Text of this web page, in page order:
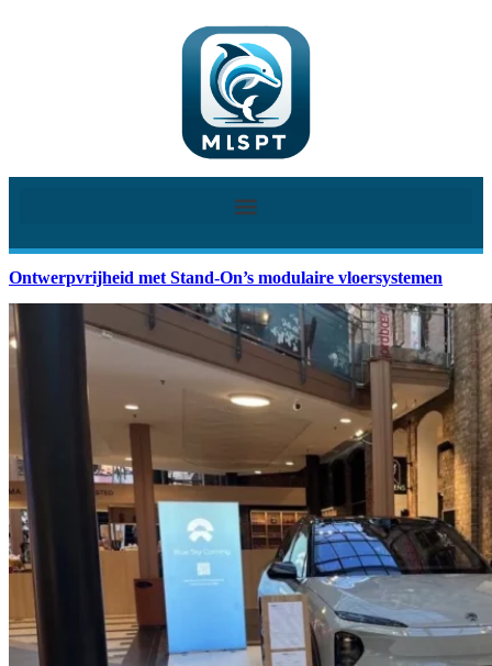
Ontwerpvrijheid met Stand-On’s modulaire vloersystemen